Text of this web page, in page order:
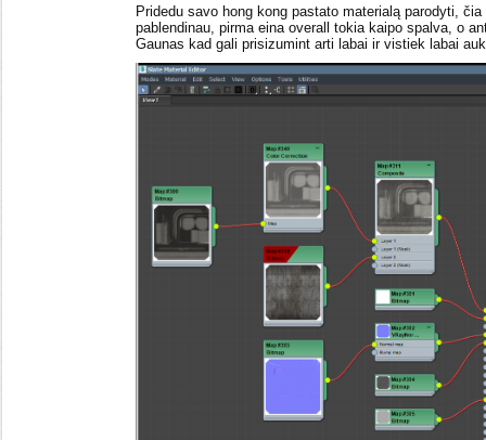
Pridedu savo hong kong pastato materialą parodyti,
pablendinau, pirma eina overall tokia kaipo spalva, o
Gaunas kad gali prisizumint arti labai ir vistiek labai